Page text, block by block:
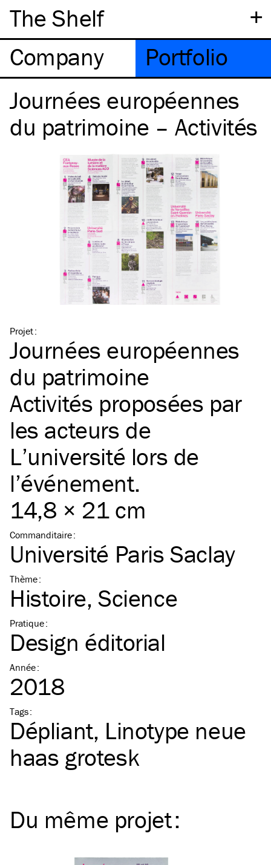
+
The Shelf
Company
Portfolio
Journées européennes
du patrimoine – Activités
Projet:
Journées européennes
du patrimoine
Activités proposées par
les acteurs de
L’université lors de
l’événement.
14,8 × 21 cm
Commanditaire:
Université Paris Saclay
Thème:
Histoire Science
Pratique:
Design éditorial
Année:
2018
Tags:
Dépliant Linotype neue
haas grotesk
Du même projet: